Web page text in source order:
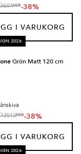
9694SEK-38%
I VARUKORG
2026
Grön Matt 120 cm
13513SEK-38%
I VARUKORG
2026